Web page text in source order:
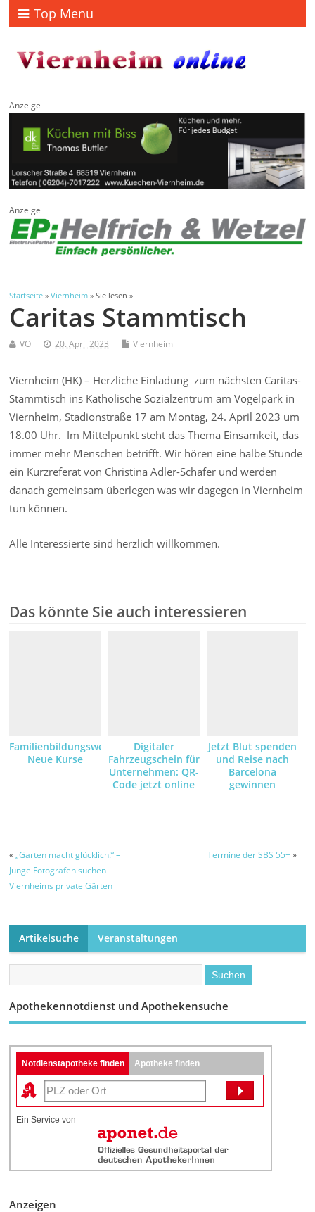
Top Menu
Anzeige
Anzeige
Startseite »Viernheim » Sie lesen »
Caritas Stammtisch
VO 20. April 2023 Viernheim
Viernheim (HK) – Herzliche Einladung zum nächsten Caritas-
Stammtisch ins Katholische Sozialzentrum am Vogelpark in
Viernheim, Stadionstraße 17 am Montag, 24. April 2023 um
18.00 Uhr. Im Mittelpunkt steht das Thema Einsamkeit, das
immer mehr Menschen betrifft. Wir hören eine halbe Stunde
ein Kurzreferat von Christina Adler-Schäfer und werden
danach gemeinsam überlegen was wir dagegen in Viernheim
tun können.
Alle Interessierte sind herzlich willkommen.
Das könnte Sie auch interessieren
Familienbildungswerk:
Neue Kurse
Digitaler
Fahrzeugschein für
Unternehmen: QR-
Code jetzt online
Jetzt Blut spenden
und Reise nach
Barcelona
gewinnen
«„Garten macht glücklich!“ –
Junge Fotografen suchen
Viernheims private Gärten
Termine der SBS 55+»
Artikelsuche Veranstaltungen
Apothekennotdienst und Apothekensuche
Notdienstapotheke finden Apotheke finden
Ein Service von
Anzeigen